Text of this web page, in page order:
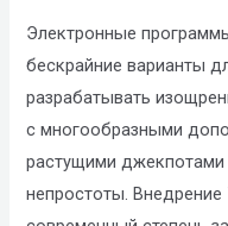
Электронные
бескрайние варианты
разрабатывать
с многообразными
растущими
непростоты.